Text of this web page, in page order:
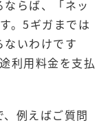
らば、「ネッ
。5ギガまでは
いわけです
利用料金を支払
例えばご質問